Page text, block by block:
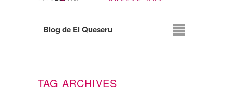
Blog de El Queseru
TAG ARCHIVES